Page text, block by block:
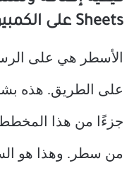
Sheets على الكمبيوتر
الأسطر هي على
على الطريق. هذه
جزءًا من هذا المخطط
من سطر. وهذا هو